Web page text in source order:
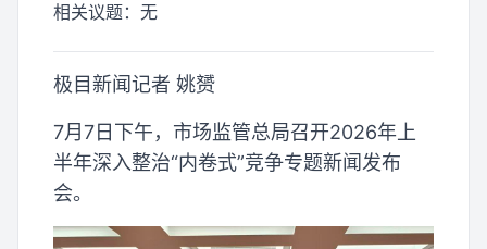
相关议题： 无
极目新闻记者 姚赟
7月7日下午，市场监管总局召开2026年上
半年深入整治“内卷式”竞争专题新闻发布
会。